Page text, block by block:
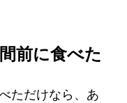
前に食べた
ただけなら、あ